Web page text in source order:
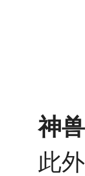
神
此